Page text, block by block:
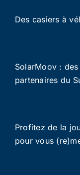
Des casiers à
SolarMoov :
partenaires du
Profitez de la
pour vous